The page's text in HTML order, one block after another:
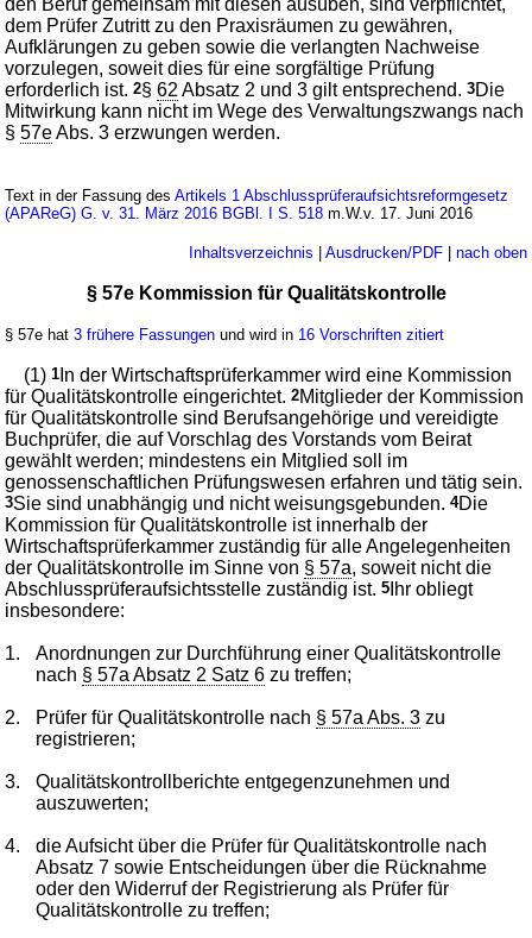
den Beruf gemeinsam mit diesen ausüben, sind verpflichtet,
dem Prüfer Zutritt zu den Praxisräumen zu gewähren,
Aufklärungen zu geben sowie die verlangten Nachweise
vorzulegen, soweit dies für eine sorgfältige Prüfung
erforderlich ist.2§62 Absatz 2 und 3 gilt entsprechend.3Die
Mitwirkung kann nicht im Wege des Verwaltungszwangs nach
§57eAbs. 3 erzwungen werden.
Text in der Fassung desArtikels 1 Abschlussprüferaufsichtsreformgesetz
(APAReG) G. v. 31. März 2016 BGBl. I S. 518 m.W.v. 17. Juni 2016
Inhaltsverzeichnis Ausdrucken/PDF| nach oben
§ 57e Kommission für Qualitätskontrolle
§ 57e hat3 frühere Fassungen und wird in 16 Vorschriften zitiert
(1)1 In der Wirtschaftsprüferkammer wird eine Kommission
für Qualitätskontrolle eingerichtet.2Mitglieder der Kommission
für Qualitätskontrolle sind Berufsangehörige und vereidigte
Buchprüfer, die auf Vorschlag des Vorstands vom Beirat
gewählt werden; mindestens ein Mitglied soll im
genossenschaftlichen Prüfungswesen erfahren und tätig sein.
3Sie sind unabhängig und nicht weisungsgebunden.4Die
Kommission für Qualitätskontrolle ist innerhalb der
Wirtschaftsprüferkammer zuständig für alle Angelegenheiten
der Qualitätskontrolle im Sinne von § 57a, soweit nicht die
Abschlussprüferaufsichtsstelle zuständig ist.5 Ihr obliegt
insbesondere:
1.
Anordnungen zur Durchführung einer Qualitätskontrolle
nach § 57a Absatz 2 Satz 6 zu treffen;
2. Prüfer für Qualitätskontrolle nach § 57a Abs. 3 zu
registrieren;
3.
Qualitätskontrollberichte entgegenzunehmen und
auszuwerten;
4.
die Aufsicht über die Prüfer für Qualitätskontrolle nach
Absatz 7 sowie Entscheidungen über die Rücknahme
oder den Widerruf der Registrierung als Prüfer für
Qualitätskontrolle zu treffen;